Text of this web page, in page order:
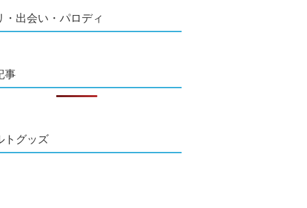
・出会い・パロディ
事
トグッズ